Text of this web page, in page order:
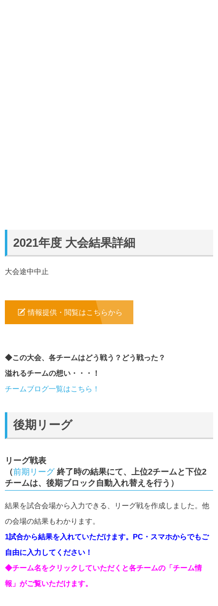
2021年度 大会結果詳細
大会途中中止
情報提供・閲覧はこちらから
◆この大会、各チームはどう戦う？どう戦った？
溢れるチームの想い・・・！
チームブログ一覧はこちら！
後期リーグ
リーグ戦表
（前期リーグ終了時の結果にて、上位2チームと下位2
チームは、後期ブロック自動入れ替えを行う）
結果を試合会場から入力できる、リーグ戦を作成しました。他
の会場の結果もわかります。
1試合から結果を入れていただけます。PC・スマホからでもご
自由に入力してください！
◆チーム名をクリックしていただくと各チームの「チーム情
報」がご覧いただけます。